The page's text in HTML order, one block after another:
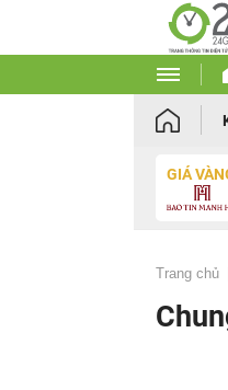
GIÁ
Trang chủ